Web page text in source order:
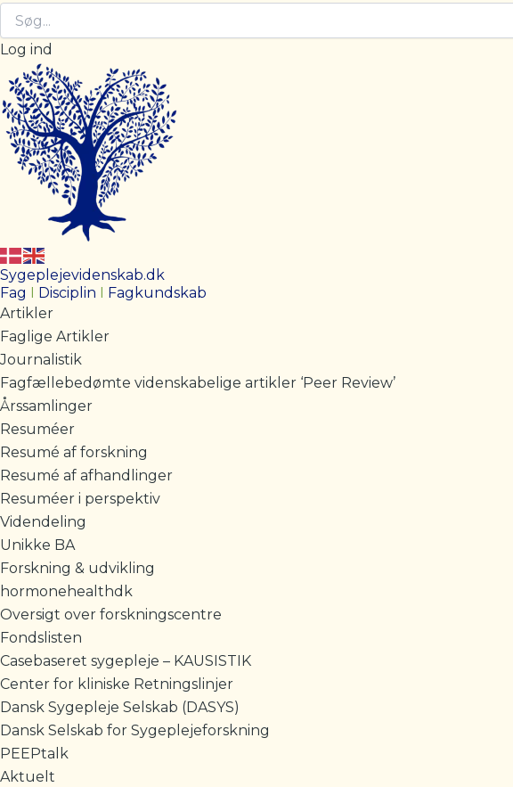
Log ind
Sygeplejevidenskab.dk
Fag I Disciplin I Fagkundskab
Artikler
Faglige Artikler
Journalistik
Fagfællebedømte videnskabelige artikler ‘Peer Review’
Årssamlinger
Resuméer
Resumé af forskning
Resumé af afhandlinger
Resuméer i perspektiv
Videndeling
Unikke BA
Forskning & udvikling
hormonehealthdk
Oversigt over forskningscentre
Fondslisten
Casebaseret sygepleje – KAUSISTIK
Center for kliniske Retningslinjer
Dansk Sygepleje Selskab (DASYS)
Dansk Selskab for Sygeplejeforskning
PEEPtalk
Aktuelt